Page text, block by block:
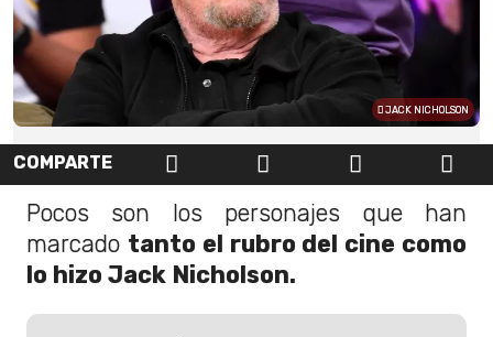
JACK NICHOLSON
COMPARTE
Pocos son los personajes que han
marcado tanto el rubro del cine como
lo hizo Jack Nicholson.